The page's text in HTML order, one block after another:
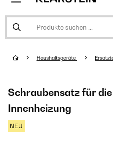
Haushaltsgeräte
Schraubensatz für
Innenheizung
NEU